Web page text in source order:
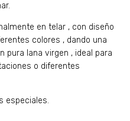
en telar , con diseño
colores , dando una
pura lana virgen , ideal para
o diferentes
especiales.